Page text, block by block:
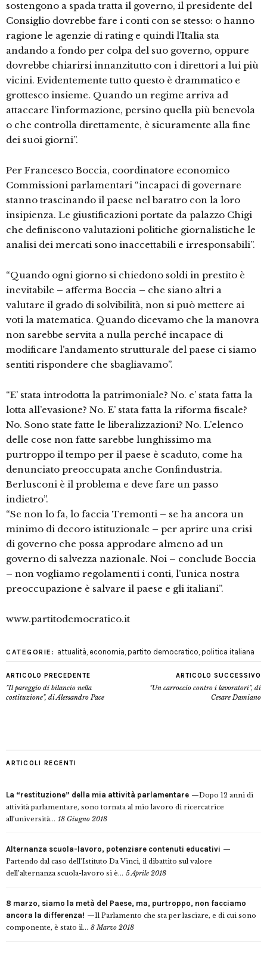
sostengono a spada tratta il governo, il presidente del
Consiglio dovrebbe fare i conti con se stesso: o hanno
ragione le agenzie di rating e quindi l’Italia sta
andando a fondo per colpa del suo governo, oppure
dovrebbe chiarirsi innanzitutto con i direttori a lui più
vicini. Evidentemente tutto questo è drammatico e
grottesco insieme. Quando un regime arriva ad
attaccare l’informazione, persino quella più benevola
o che controlla direttamente, è sicuramente alla fine
dei suoi giorni”.
Per Francesco Boccia, coordinatore economico
Commissioni parlamentari “incapaci di governare
stanno trascinando il paese nel baratro con la loro
insipienza. Le giustificazioni portate da palazzo Chigi
che definiscono valutazioni politiche giornalistiche le
analisi dei mercati sono inaccettabili e irresponsabili”.
“Quando ogni giorno si chiedono soldi in prestito è
inevitabile – afferma Boccia – che siano altri a
valutare il grado di solvibilità, non si può mettere ai
voti la matematica. Quando dicevamo che la manovra
non sarebbe servita a nulla perché incapace di
modificare l’andamento strutturale del paese ci siamo
sentiti rispondere che sbagliavamo”.
“E’ stata introdotta la patrimoniale? No. e’ stata fatta la
lotta all’evasione? No. E’ stata fatta la riforma fiscale?
No. Sono state fatte le liberalizzazioni? No. L’elenco
delle cose non fatte sarebbe lunghissimo ma
purtroppo il tempo per il paese è scaduto, come ha
denunciato preoccupata anche Confindustria.
Berlusconi è il problema e deve fare un passo
indietro”.
“Se non lo fa, lo faccia Tremonti – se ha ancora un
minimo di decoro istituzionale – per aprire una crisi
di governo che possa approdare almeno ad un
governo di salvezza nazionale. Noi – conclude Boccia
– non vogliamo regolamenti i conti, l’unica nostra
preoccupazione è salvare il paese e gli italiani”.
www.partitodemocratico.it
CATEGORIE: attualità, economia, partito democratico, politica italiana
ARTICOLO PRECEDENTE
"Il pareggio di bilancio nella
costituzione", di Alessandro Pace
ARTICOLO SUCCESSIVO
"Un carroccio contro i lavoratori", di
Cesare Damiano
ARTICOLI RECENTI
La “restituzione” della mia attività parlamentare
Dopo 12 anni di
attività parlamentare, sono tornata al mio lavoro di ricercatrice
all’università... 18 Giugno 2018
Alternanza scuola-lavoro, potenziare contenuti educativi
Partendo dal caso dell’Istituto Da Vinci, il dibattito sul valore
dell’alternanza scuola-lavoro si è... 5 Aprile 2018
8 marzo, siamo la metà del Paese, ma, purtroppo, non facciamo
ancora la differenza!
Il Parlamento che sta per lasciare, e di cui sono
componente, è stato il... 8 Marzo 2018